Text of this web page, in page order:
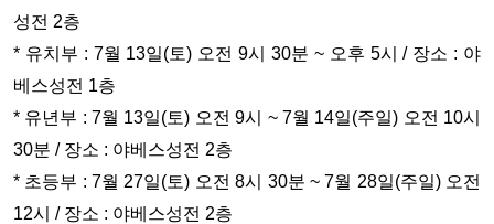
성전 2층
* 유치부 : 7월 13일(토) 오전 9시 30분 ~ 오후 5시 / 장소 : 야
베스성전 1층
* 유년부 : 7월 13일(토) 오전 9시 ~ 7월 14일(주일) 오전 10시
30분 / 장소 : 야베스성전 2층
* 초등부 : 7월 27일(토) 오전 8시 30분 ~ 7월 28일(주일) 오전
12시 / 장소 : 야베스성전 2층